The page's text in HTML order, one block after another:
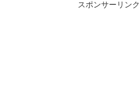
スポンサーリンク